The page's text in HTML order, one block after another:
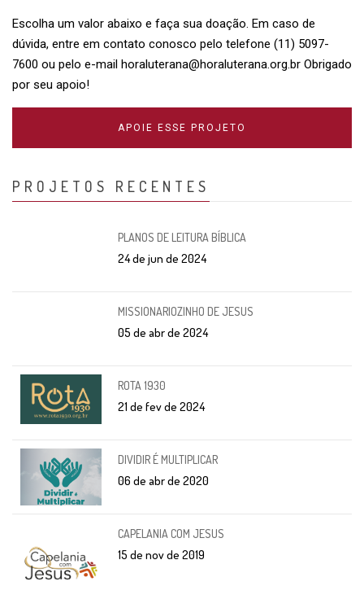
Escolha um valor abaixo e faça sua doação. Em caso de
dúvida, entre em contato conosco pelo telefone (11) 5097-
7600 ou pelo e-mail horaluterana@horaluterana.org.br Obrigado
por seu apoio!
APOIE ESSE PROJETO
PROJETOS RECENTES
PLANOS DE LEITURA BÍBLICA
24 de jun de 2024
MISSIONARIOZINHO DE JESUS
05 de abr de 2024
ROTA 1930
21 de fev de 2024
DIVIDIR É MULTIPLICAR
06 de abr de 2020
CAPELANIA COM JESUS
15 de nov de 2019